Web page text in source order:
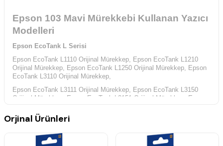
Epson 103 Mavi Mürekkebi Kullanan Yazıcı
Modelleri
Epson EcoTank L Serisi
Epson EcoTank L1110 Orijinal Mürekkep, Epson EcoTank L1210
Orijinal Mürekkep, Epson EcoTank L1250 Orijinal Mürekkep, Epson
EcoTank L3110 Orijinal Mürekkep,
Epson EcoTank L3111 Orijinal Mürekkep, Epson EcoTank L3150
Orijinal Mürekkep,
Epson EcoTank L3151 Orijinal Mürekkep,
Epson
Epson EcoTank L3160 Orijinal Mürekkep,
EcoTank L3250 Orijinal Mürekkep,
Orjinal Ürünleri